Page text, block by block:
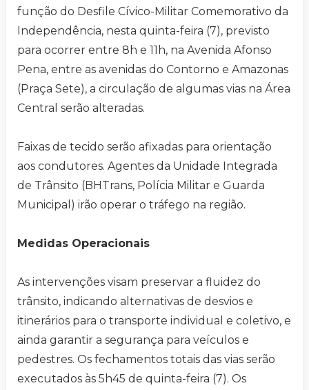
função do Desfile Cívico-Militar Comemorativo da
Independência, nesta quinta-feira (7), previsto
para ocorrer entre 8h e 11h, na Avenida Afonso
Pena, entre as avenidas do Contorno e Amazonas
(Praça Sete), a circulação de algumas vias na Área
Central serão alteradas.
Faixas de tecido serão afixadas para orientação
aos condutores. Agentes da Unidade Integrada
de Trânsito (BHTrans, Polícia Militar e Guarda
Municipal) irão operar o tráfego na região.
Medidas Operacionais
As intervenções visam preservar a fluidez do
trânsito, indicando alternativas de desvios e
itinerários para o transporte individual e coletivo, e
ainda garantir a segurança para veículos e
pedestres. Os fechamentos totais das vias serão
executados às 5h45 de quinta-feira (7). Os